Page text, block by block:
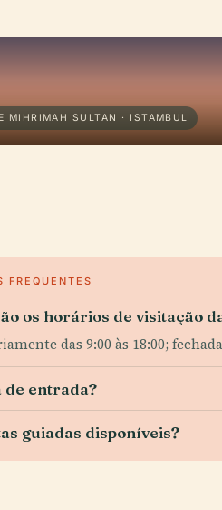
MIHRIMAH SULTAN · ISTAMBUL
FREQUENTES
os horários de visitação
das 9:00 às 18:00;
de entrada?
guiadas disponíveis?